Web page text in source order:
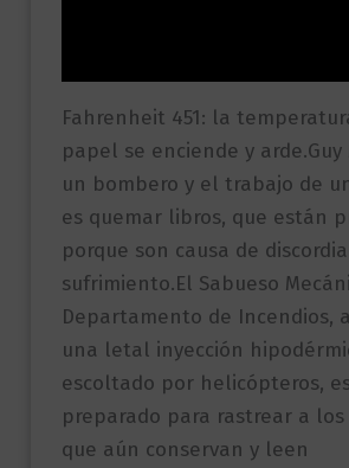
Fahrenheit 451: la
papel se enciende y arde.Guy
un bombero y el trabajo de
es quemar libros, que están
porque son causa de
sufrimiento.El Sabueso
Departamento de Incendios,
una letal inyección
escoltado por helicópteros,
preparado para rastrear a
que aún conservan y leen